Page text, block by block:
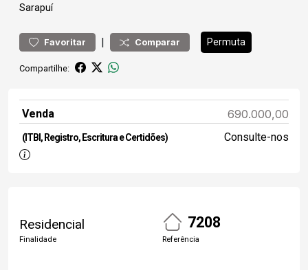
Sarapuí
Favoritar | Comparar Permuta
Compartilhe:
Venda 690.000,00
(ITBI, Registro, Escritura e Certidões) Consulte-nos
Residencial
Finalidade
7208
Referência